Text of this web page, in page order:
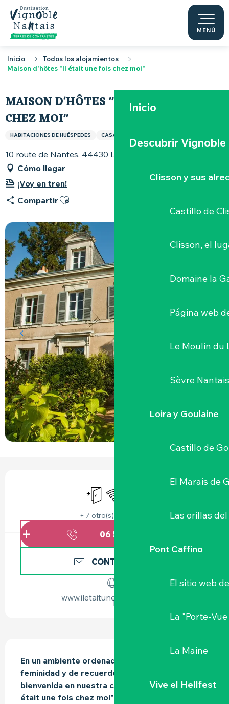
Aller
contenu
principal
MENÚ
Inicio
Descubrir Vignoble
Clisson y sus
Castillo de
Clisson, el
Domaine la
Página web
Le Moulin du
Sèvre
Loira y Goulaine
Castillo de
El Marais de
Las orillas
Pont Caffino
El sitio web
La "Porte-Vue
La Maine
Vive el Hellfest
Inicio
Todos los alojamientos
Maison d'hôtes "Il était une fois chez moi"
MAISON D'HÔTES "IL ÉTAIT UNE FOIS
CHEZ MOI"
HABITACIONES DE HUÉSPEDES CASA
10 route de Nantes, 44430 Le Loroux-Bottereau
Cómo llegar
¡Voy en tren!
Compartir Ajouter aux favoris
HORARIOS Y DATOS DE CONTACTO
Entrada independiente
Wifi
+ 7 otro(s) servicio(s)
06 51 02 09
CONTÁCTENOS
www.iletaitunefoischezmoi.fr
En un ambiente ordenado y acogedor, lleno de
feminidad y de recuerdos le damos la
bienvenida en nuestra casa de huéspedes "Il
était une fois chez moi"... La autenticidad de